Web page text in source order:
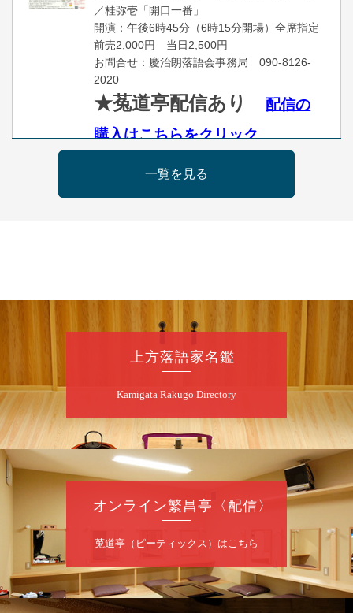
／桂弥壱「開口一番」
開演：午後6時45分（6時15分開場）全席指定
前売2,000円 当日2,500円
お問合せ：慶治朗落語会事務局 090-8126-
2020
★菟道亭配信あり配信の
購入はこちらをクリック
昼
日（火）
★菟道亭配信あり
夜
桂あおば／笑福亭笑有／例えば炎
開演：午後6時30分（6時開場）全席指定
前売2,000円 当日2,500円
100（10:00～19:00受付）
昼
8月 日（水）
昼席：番組案内
桂九寿玉／桂弥太郎／桂かい枝※／けんたと
一覧を見る
上方落語家名鑑
Kamigata Rakugo Directory
オンライン繁昌亭〈配信〉
莵道亭（ピーティックス）はこちら